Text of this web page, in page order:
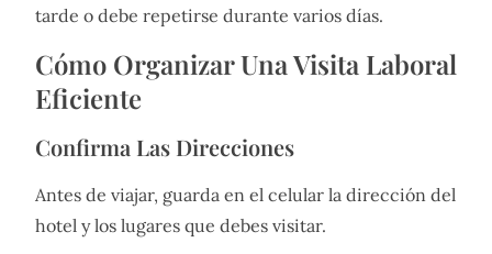
tarde o debe repetirse durante varios días.
Cómo Organizar Una Visita Laboral
Eficiente
Confirma Las Direcciones
Antes de viajar, guarda en el celular la dirección del
hotel y los lugares que debes visitar.